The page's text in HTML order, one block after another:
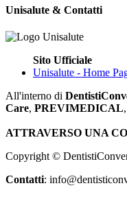
Unisalute & Contatti
Sito Ufficiale
Unisalute - Home
All'interno di
Care, PREVIMEDICAL,
ATTRAVERSO UNA
Copyright ©
Contatti: